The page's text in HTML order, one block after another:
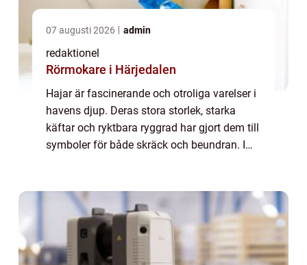
07 augusti 2026 admin
redaktionel
Rörmokare i Härjedalen
Hajar är fascinerande och otroliga varelser i
havens djup. Deras stora storlek, starka
käftar och ryktbara ryggrad har gjort dem till
symboler för både skräck och beundran. I